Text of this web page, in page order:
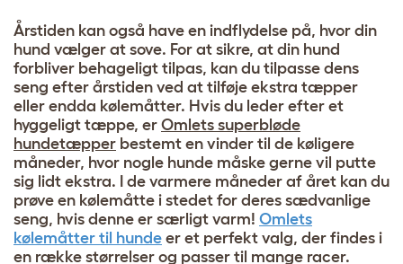
Årstiden kan også have en indflydelse på, hvor din
hund vælger at sove. For at sikre, at din hund
forbliver behageligt tilpas, kan du tilpasse dens
seng efter årstiden ved at tilføje ekstra tæpper
eller endda kølemåtter. Hvis du leder efter et
hyggeligt tæppe, er Omlets superbløde
hundetæpper bestemt en vinder til de køligere
måneder, hvor nogle hunde måske gerne vil putte
sig lidt ekstra. I de varmere måneder af året kan du
prøve en kølemåtte i stedet for deres sædvanlige
seng, hvis denne er særligt varm! Omlets
kølemåtter til hunde er et perfekt valg, der findes i
en række størrelser og passer til mange racer.